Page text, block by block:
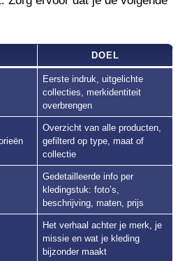
DOEL
Eerste indruk, uitgelichte
collecties, merkidentiteit
overbrengen
Overzicht van alle producten,
gefilterd op type, maat of
collectie
Gedetailleerde info per
kledingstuk: foto’s,
beschrijving, maten, prijs
Het verhaal achter je merk, je
missie en wat je kleding
bijzonder maakt